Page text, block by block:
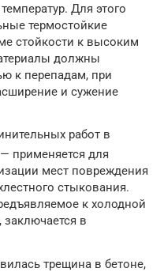
Для этого
термостойкие
стойкости к высоким
должны
к перепадам, при
и сужение
работ в
применяется для
мест повреждения
стыкования.
к холодной
заключается в
трещина в бетоне,